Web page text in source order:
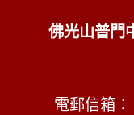
佛光山普門
電郵信箱：